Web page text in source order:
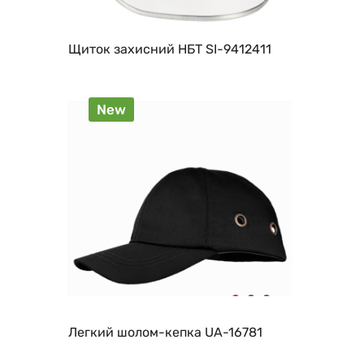
Щиток захисний НБТ SI-9412411
New
Легкий шолом-кепка UA-16781